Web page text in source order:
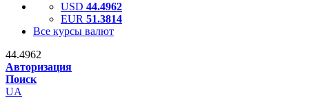
USD 44.4962
EUR 51.3814
Все курсы валют
44.4962
Авторизация
Поиск
UA